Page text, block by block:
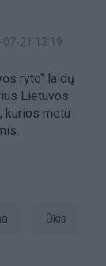
21 13:19
ryto“ laidų
Lietuvos
kurios metu
ūkis